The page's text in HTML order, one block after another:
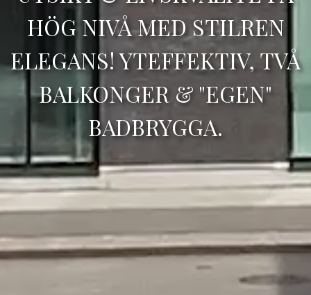
HÖG NIVÅ MED STILREN
ELEGANS! YTEFFEKTIV, TVÅ
BALKONGER & "EGEN"
BADBRYGGA.